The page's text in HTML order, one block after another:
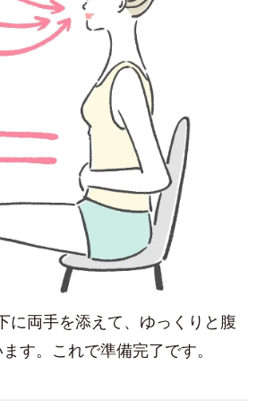
に両手を添えて、ゆっくりと腹
す。これで準備完了です。